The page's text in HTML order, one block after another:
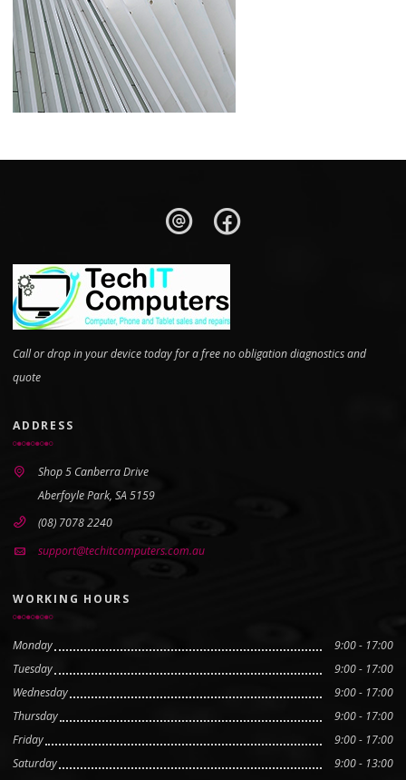
Call or drop in your device today for a free no obligation diagnostics and
quote
ADDRESS
Shop 5 Canberra Drive
Aberfoyle Park, SA 5159
(08) 7078 2240
support@techitcomputers.com.au
WORKING HOURS
Monday
9:00 - 17:00
Tuesday
9:00 - 17:00
Wednesday
9:00 - 17:00
Thursday
9:00 - 17:00
Friday
9:00 - 17:00
Saturday
9:00 - 13:00